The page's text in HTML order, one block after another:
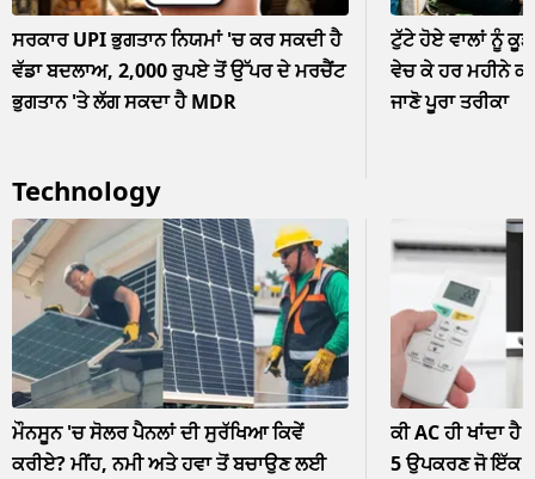
ਸਰਕਾਰ UPI ਭੁਗਤਾਨ ਨਿਯਮਾਂ 'ਚ ਕਰ ਸਕਦੀ ਹੈ
ਵੱਡਾ ਬਦਲਾਅ, 2,000 ਰੁਪਏ ਤੋਂ ਉੱਪਰ ਦੇ ਮਰਚੈਂਟ
ਭੁਗਤਾਨ 'ਤੇ ਲੱਗ ਸਕਦਾ ਹੈ MDR
ਟੁੱਟੇ ਹੋਏ ਵਾਲਾਂ ਨੂੰ
ਵੇਚ ਕੇ ਹਰ ਮਹੀਨੇ
ਜਾਣੋ ਪੂਰਾ ਤਰੀਕਾ
Technology
ਮੌਨਸੂਨ 'ਚ ਸੋਲਰ ਪੈਨਲਾਂ ਦੀ ਸੁਰੱਖਿਆ ਕਿਵੇਂ
ਕਰੀਏ? ਮੀਂਹ, ਨਮੀ ਅਤੇ ਹਵਾ ਤੋਂ ਬਚਾਉਣ ਲਈ
ਕੀ AC ਹੀ ਖਾਂਦਾ
5 ਉਪਕਰਣ ਜੋ ਇੱਕ